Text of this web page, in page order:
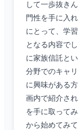
して一歩抜き
門性を手に入
にとって、学
となる内容で
に家族信託と
分野でのキャ
に興味がある
画内で紹介さ
を手に取って
から始めてみ